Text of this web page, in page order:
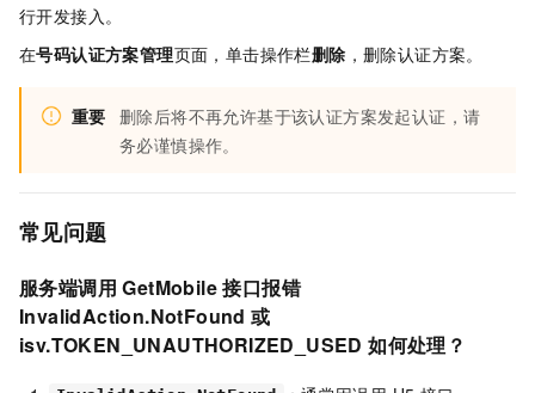
行开发接入。
在号码认证方案管理页面，单击操作栏删除 ，删除认证方案。
重要 删除后将不再允许基于该认证方案发起认证，请
务必谨慎操作。
常见问题
服务端调用 GetMobile 接口报错
InvalidAction.NotFound 或
isv.TOKEN_UNAUTHORIZED_USED 如何处理？